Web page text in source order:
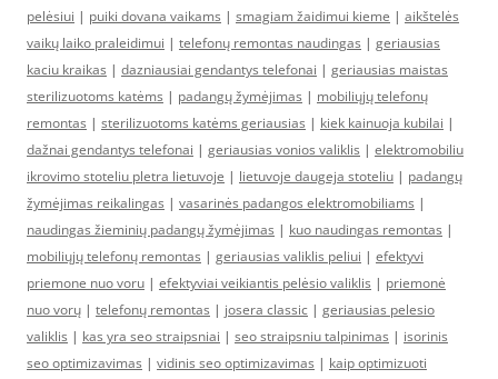
pelėsiui | puiki dovana vaikams | smagiam žaidimui kieme | aikštelės
vaikų laiko praleidimui | telefonų remontas naudingas | geriausias
kaciu kraikas | dazniausiai gendantys telefonai | geriausias maistas
sterilizuotoms katėms | padangų žymėjimas | mobiliųjų telefonų
remontas | sterilizuotoms katėms geriausias | kiek kainuoja kubilai |
dažnai gendantys telefonai | geriausias vonios valiklis | elektromobiliu
ikrovimo stoteliu pletra lietuvoje | lietuvoje daugeja stoteliu | padangų
žymėjimas reikalingas | vasarinės padangos elektromobiliams |
naudingas žieminių padangų žymėjimas | kuo naudingas remontas |
mobiliųjų telefonų remontas | geriausias valiklis peliui | efektyvi
priemone nuo voru | efektyviai veikiantis pelėsio valiklis | priemonė
nuo vorų | telefonų remontas | josera classic | geriausias pelesio
valiklis | kas yra seo straipsniai | seo straipsniu talpinimas | isorinis
seo optimizavimas | vidinis seo optimizavimas | kaip optimizuoti